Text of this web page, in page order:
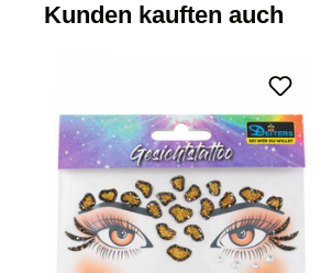
Kunden kauften auch